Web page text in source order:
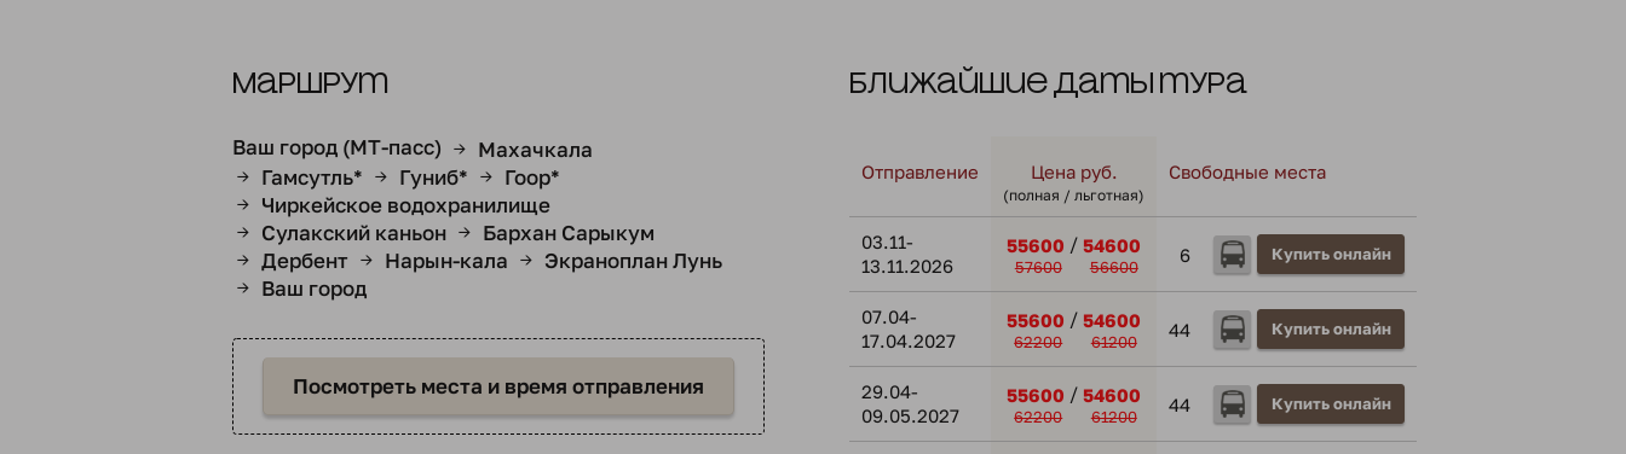
Маршрут
Ваш город (МТ-пасс) → Махачкала
→ Гамсутль* → Гуниб* → Гоор*
→ Чиркейское водохранилище
→ Сулакский каньон → Бархан Сарыкум
→ Дербент → Нарын-кала → Экраноплан Лунь
→ Ваш город
Посмотреть места и время отправления
Ближайшие даты тура
Отправление Цена руб.
(полная / льготная)
Свободные места
03.11-
13.11.2026
55600 / 54600
57600 56600
6 Купить онлайн
07.04-
17.04.2027
55600 / 54600
62200 61200
44 Купить онлайн
29.04-
09.05.2027
55600 / 54600
62200 61200
44 Купить онлайн